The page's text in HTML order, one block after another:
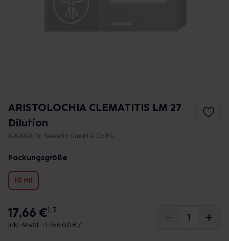
ARISTOLOCHIA CLEMATITIS LM 27
Dilution
ARCANA Dr. Sewerin GmbH & Co.KG
Packungsgröße
10 ml
17,66 €1, 3
inkl. MwSt. • 1.766,00 € / l